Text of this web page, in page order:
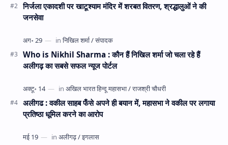
निर्जला एकादशी पर खाटूश्याम मंदिर में शरबत वितरण, श्रद्धालुओं ने की
जनसेवा
Who is Nikhil Sharma : कौन हैं निखिल शर्मा जो चला रहे हैं
अलीगढ़ का सबसे सफल न्यूज पोर्टल
अलीगढ : वकील साहब फँसे अपने ही बयान में, महासभा ने वकील पर लगाया
प्रतिष्ठा धूमिल करने का आरोप